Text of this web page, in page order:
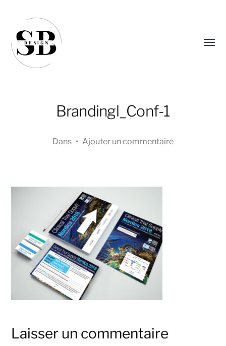
Sandra
Brandingl_Conf-1
Dans • Ajouter un commentaire
Laisser un commentaire